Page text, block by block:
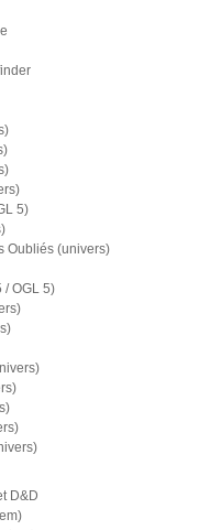
5)
Oubliés (univers)
/ OGL 5)
D&D